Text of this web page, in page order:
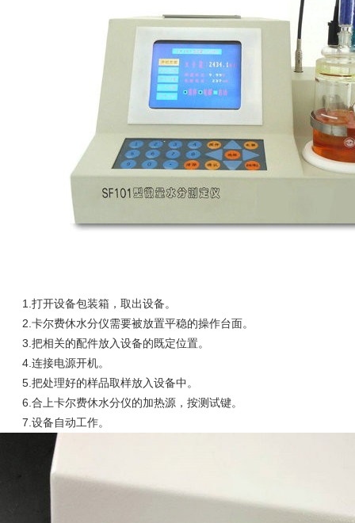
1.打开设备包装箱，取出设备。
2.卡尔费休水分仪需要被放置平稳的操作台面。
3.把相关的配件放入设备的既定位置。
4.连接电源开机。
5.把处理好的样品取样放入设备中。
6.合上卡尔费休水分仪的加热源，按测试键。
7.设备自动工作。